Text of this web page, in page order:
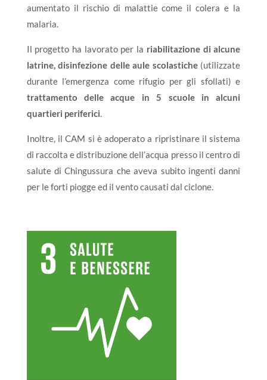
aumentato il rischio di malattie come il colera e la
malaria.
Il progetto ha lavorato per la riabilitazione di alcune
latrine, disinfezione delle aule scolastiche(utilizzate
durante l’emergenza come rifugio per gli sfollati) e
trattamento delle acque in 5 scuole in alcuni
quartieri periferici.
Inoltre, il CAM si è adoperato a ripristinare il sistema
di raccolta e distribuzione dell’acqua presso il centro di
salute di Chingussura che aveva subito ingenti danni
per le forti piogge ed il vento causati dal ciclone.